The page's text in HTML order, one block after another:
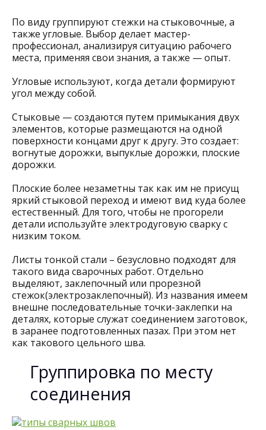
По виду группируют стежки на стыковочные, а
также угловые. Выбор делает мастер-
профессионал, анализируя ситуацию рабочего
места, применяя свои знания, а также — опыт.
Угловые используют, когда детали формируют
угол между собой.
Стыковые — создаются путем примыкания двух
элементов, которые размещаются на одной
поверхности концами друг к другу. Это создает:
вогнутые дорожки, выпуклые дорожки, плоские
дорожки.
Плоские более незаметны так как им не присущ
яркий стыковой переход и имеют вид куда более
естественный. Для того, чтобы не прогорели
детали используйте электродуговую сварку с
низким током.
Листы тонкой стали – безусловно подходят для
такого вида сварочных работ. Отдельно
выделяют, заклепочный или прорезной
стежок(электрозаклепочный). Из названия имеем
внешне последовательные точки-заклепки на
деталях, которые служат соединением заготовок,
в заранее подготовленных пазах. При этом нет
как такового цельного шва.
Группировка по месту
соединения